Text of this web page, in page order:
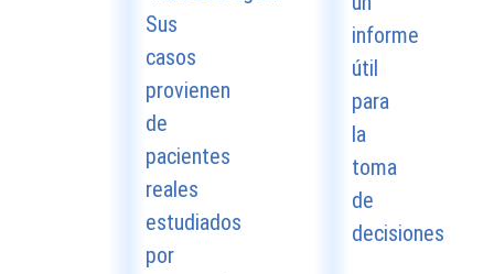
Sus
casos
provienen
de
pacientes
reales
estudiados
por
informe
útil
para
la
toma
de
decisiones